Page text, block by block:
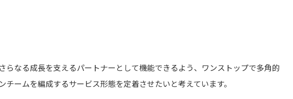
なる成長を支えるパートナーとして機能できるよう、ワンストップで多角的
ームを編成するサービス形態を定着させたいと考えています。